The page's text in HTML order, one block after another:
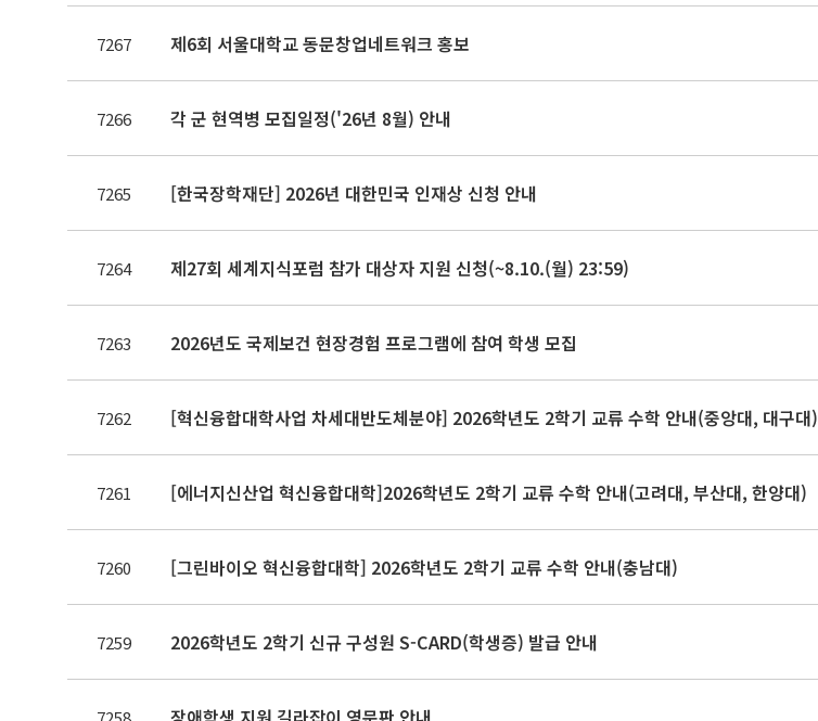
7267 제6회 서울대학교 동문창업네트워크 홍보
7266 각 군 현역병 모집일정('26년 8월) 안내
7265 [한국장학재단] 2026년 대한민국 인재상 신청 안내
7264 제27회 세계지식포럼 참가 대상자 지원 신청(~8.10.(월) 23:59)
7263 2026년도 국제보건 현장경험 프로그램에 참여 학생 모집
7262 [혁신융합대학사업 차세대반도체분야] 2026학년도 2학기 교류 수학 안내(중앙대, 대구대)
7261 [에너지신산업 혁신융합대학]2026학년도 2학기 교류 수학 안내(고려대, 부산대, 한양대)
7260 [그린바이오 혁신융합대학] 2026학년도 2학기 교류 수학 안내(충남대)
7259 2026학년도 2학기 신규 구성원 S-CARD(학생증) 발급 안내